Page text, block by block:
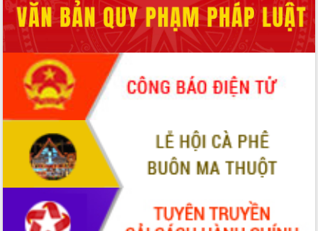
ứng để giữ vững thị trường xuất khẩu
Diễn đàn Kinh tế tư nhân Việt Nam đột
phá cơ chế - Hợp tác công tư
Đề án 06 tạo bước ngoặt đột phá trong
cải cách hành chính tỉnh Đắk Lắk
Kết nối tour, đẩy mạnh chuyển đổi số
để phát triển du lịch Đắk Lắk
Khởi động Dự án Đầu tư xây dựng hạ
tầng kỹ thuật Cụm công nghiệp Tân
Gặp mặt các cơ quan báo chí nhân Kỷ
niệm 101 năm Ngày Báo chí Cách
mạng Việt Nam
Đắk Lắk sơ kết 4 năm triển khai thực
hiện Đề án 06 của Chính phủ